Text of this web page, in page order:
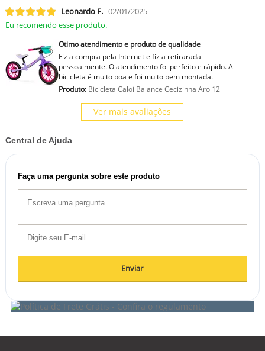
Leonardo F. 02/01/2025
Eu recomendo esse produto.
Otimo atendimento e produto de qualidade
Fiz a compra pela Internet e fiz a retirarada
pessoalmente. O atendimento foi perfeito e rápido. A
bicicleta é muito boa e foi muito bem montada.
Produto:Bicicleta Caloi Balance Cecizinha Aro 12
Ver mais avaliações
Central de Ajuda
Faça uma pergunta sobre este produto
Enviar